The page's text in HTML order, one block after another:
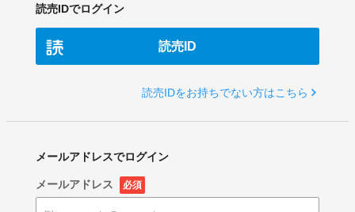
読売IDでログイン
読売ID
読売IDをお持ちでない方はこちら
メールアドレスでログイン
メールアドレス 必須